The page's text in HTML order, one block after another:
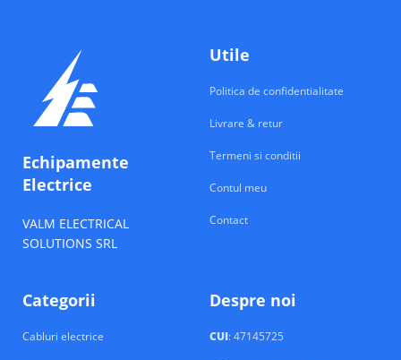
Echipamente
Electrice
VALM ELECTRICAL
SOLUTIONS SRL
Utile
Politica de confidentialitate
Livrare & retur
Termeni si conditii
Contul meu
Contact
Categorii
Cabluri electrice
Despre noi
CUI: 47145725